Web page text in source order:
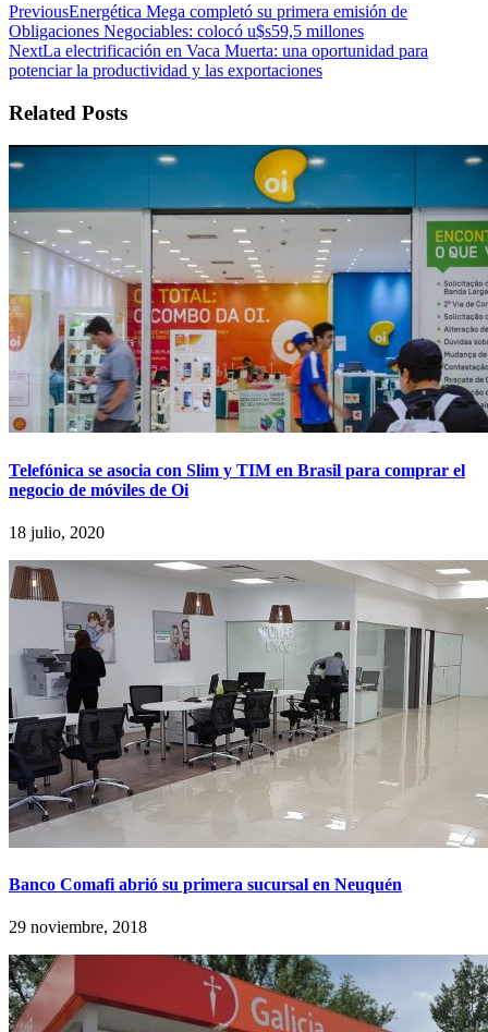
PreviousEnergética Mega completó su primera emisión de
Obligaciones Negociables: colocó u$s59,5 millones
NextLa electrificación en Vaca Muerta: una oportunidad para
potenciar la productividad y las exportaciones
Related Posts
Telefónica se asocia con Slim y TIM en Brasil para comprar el
negocio de móviles de Oi
18 julio, 2020
Banco Comafi abrió su primera sucursal en Neuquén
29 noviembre, 2018